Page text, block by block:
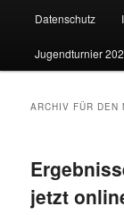
Datenschutz
Jugendturnier
ARCHIV FÜR DEN
jetzt